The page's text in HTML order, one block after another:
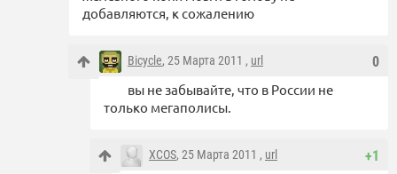
добавляются, к сожалению
0
Bicycle, 25 Марта 2011 , url
вы не забывайте, что в России не
только мегаполисы.
+1
XCOS, 25 Марта 2011 , url